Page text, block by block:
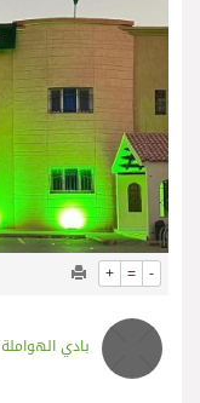
+ = -
بادي الهواملة